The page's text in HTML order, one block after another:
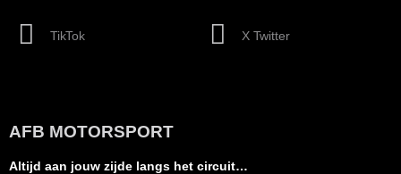
TikTok X Twitter
AFB MOTORSPORT
Altijd aan jouw zijde langs het circuit…